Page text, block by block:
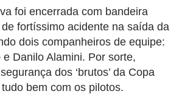
foi encerrada com bandeira
fortíssimo acidente na saída da
dois companheiros de equipe:
Danilo Alamini. Por sorte,
dos ‘brutos’ da Copa
bem com os pilotos.